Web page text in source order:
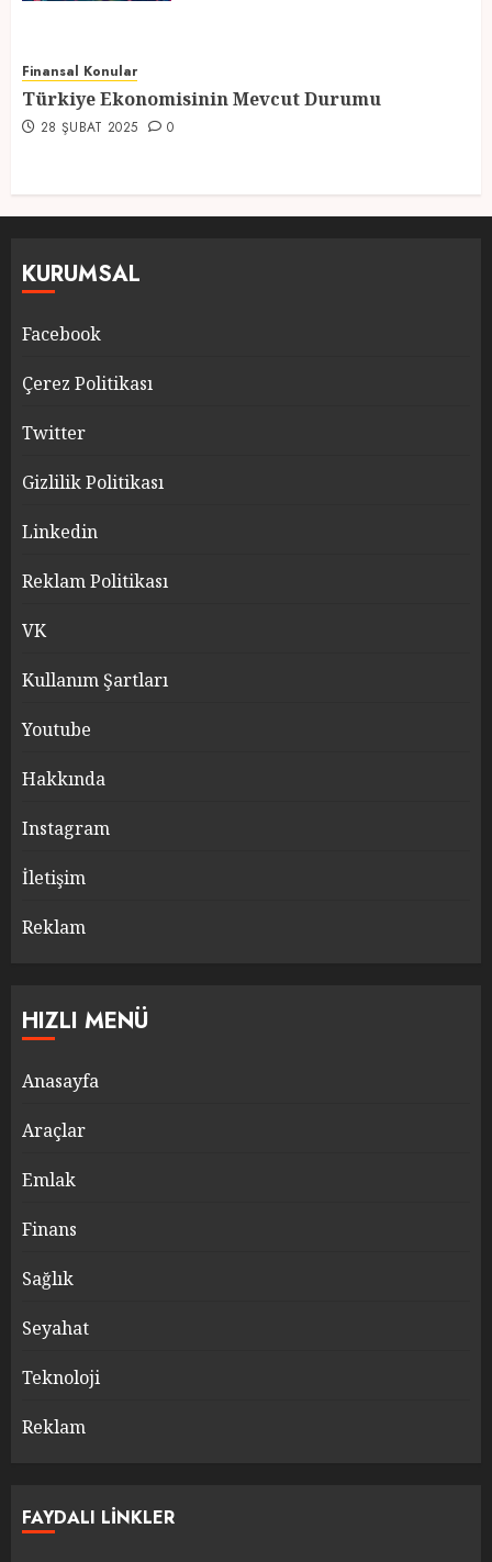
Finansal Konular
Türkiye Ekonomisinin Mevcut Durumu
28 ŞUBAT 2025 0
KURUMSAL
Facebook
Çerez Politikası
Twitter
Gizlilik Politikası
Linkedin
Reklam Politikası
VK
Kullanım Şartları
Youtube
Hakkında
Instagram
İletişim
Reklam
HIZLI MENÜ
Anasayfa
Araçlar
Emlak
Finans
Sağlık
Seyahat
Teknoloji
Reklam
FAYDALI LINKLER